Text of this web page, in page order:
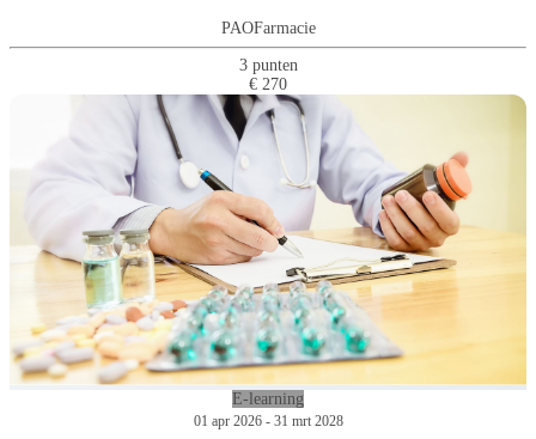
PAOFarmacie
3 punten
€ 270
E-learning
01 apr 2026 - 31 mrt 2028